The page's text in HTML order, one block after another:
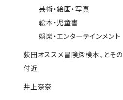
芸術・絵画・写真
絵本・児童書
娯楽・エンターテインメント
荻田オススメ冒険探検本、とその
付近
井上奈奈